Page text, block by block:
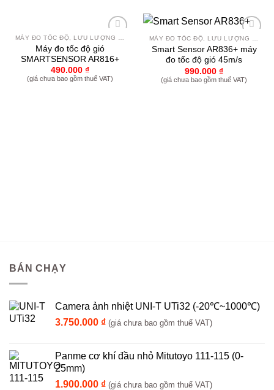
MÁY ĐO TỐC ĐỘ, LƯU LƯỢNG GIÓ
Máy đo tốc độ gió
SMARTSENSOR AR816+
490.000 ₫
(giá chưa bao gồm thuế VAT)
thích
MÁY ĐO TỐC ĐỘ, LƯU LƯỢNG GIÓ
Smart Sensor AR836+ máy
đo tốc độ gió 45m/s
990.000 ₫
(giá chưa bao gồm thuế VAT)
BÁN CHẠY
Camera ảnh nhiệt UNI-T UTi32 (-20℃~1000℃)
3.750.000 ₫ (giá chưa bao gồm thuế VAT)
Panme cơ khí đầu nhỏ Mitutoyo 111-115 (0-
25mm)
1.900.000 ₫ (giá chưa bao gồm thuế VAT)